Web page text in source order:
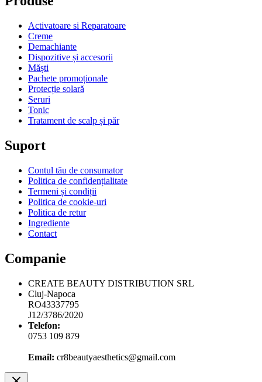
Activatoare si Reparatoare
Creme
Demachiante
Dispozitive și accesorii
Măști
Pachete promoționale
Protecție solară
Seruri
Tonic
Tratament de scalp și păr
Suport
Contul tău de consumator
Politica de confidențialitate
Termeni și condiții
Politica de cookie-uri
Politica de retur
Ingrediente
Contact
Companie
CREATE BEAUTY DISTRIBUTION SRL
Cluj-Napoca
RO43337795
J12/3786/2020
Telefon:
0753 109 879
Email: cr8beautyaesthetics@gmail.com